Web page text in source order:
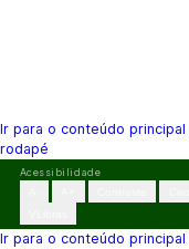
Ir para o conteúdo principal
rodapé
Pular
conteúdo
Acessibilidade
Ir para o conteúdo principal